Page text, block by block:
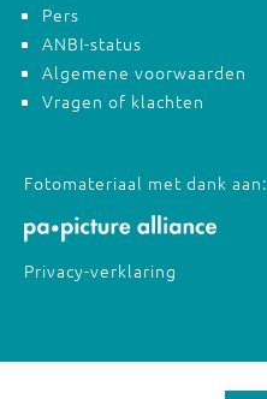
Pers
ANBI-status
Algemene voorwaarden
Vragen of klachten
Fotomateriaal met dank aan:
Privacy-verklaring